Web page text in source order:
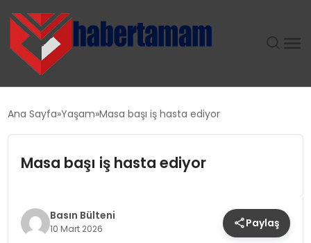
SAĞLIK
Ana Sayfa Yaşam Masa başı iş hasta ediyor
Masa başı iş hasta ediyor
Basın Bülteni
10 Mart 2026 Paylaş